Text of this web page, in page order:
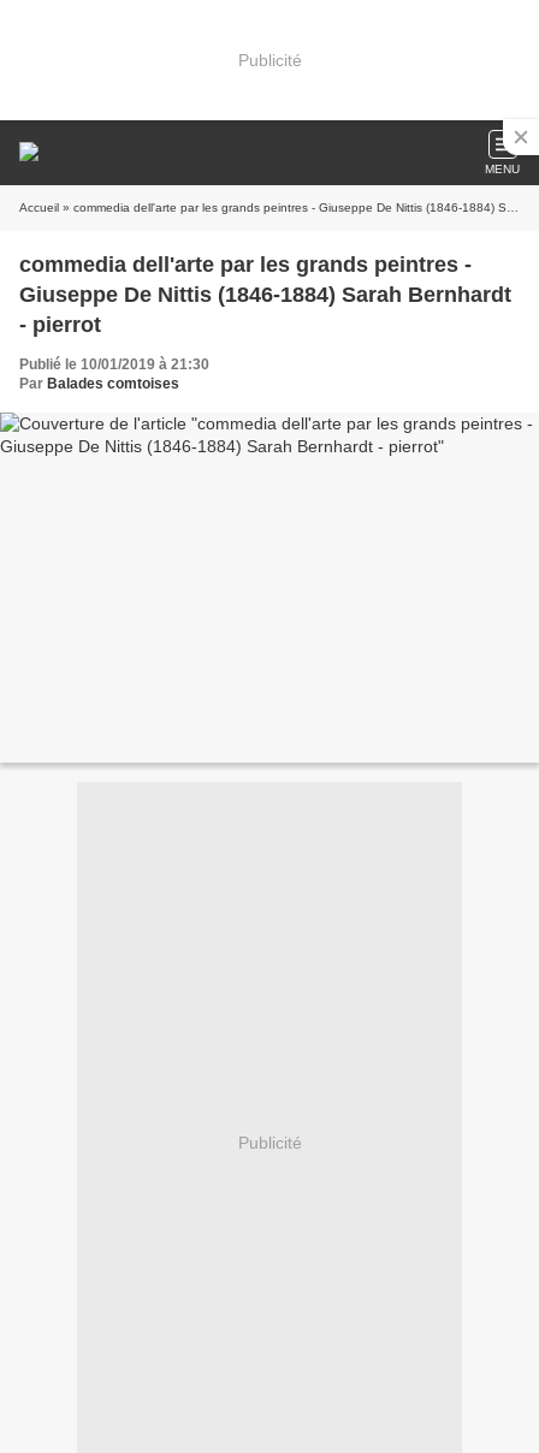
Publicité
MENU
Accueil » commedia dell'arte par les grands peintres - Giuseppe De Nittis (1846-1884) Sarah Bernhardt - pierrot
commedia dell'arte par les grands peintres -
Giuseppe De Nittis (1846-1884) Sarah Bernhardt
- pierrot
Publié le 10/01/2019 à 21:30
Par Balades comtoises
Publicité